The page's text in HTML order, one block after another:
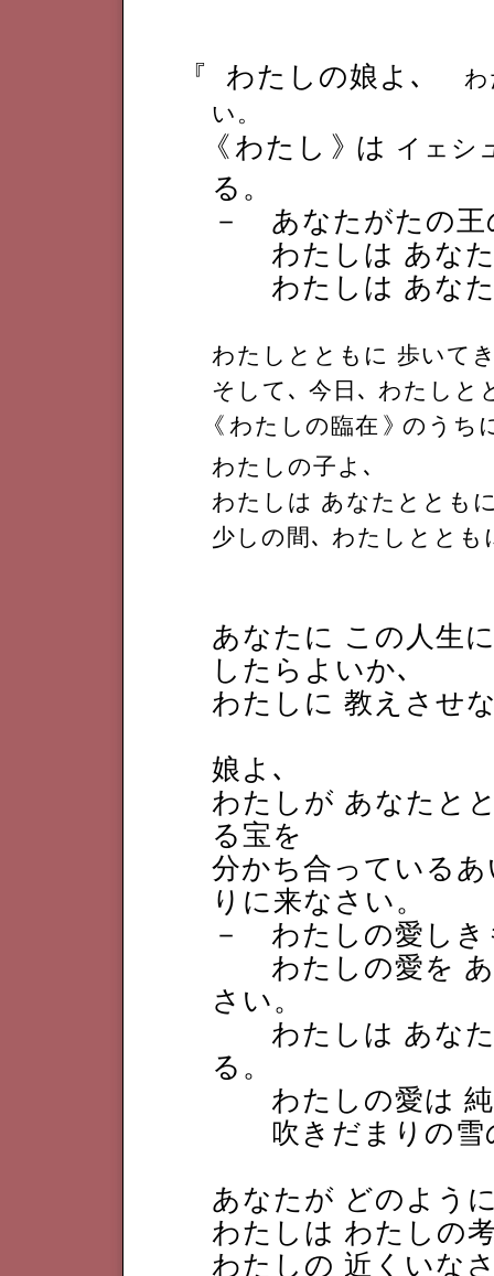
『 わたしの娘よ､
い。
《 わたし 》は イェシ
る。
－ あなたがたの王
わたしは あな
わたしは あなた
わたしとともに 歩いて
そして､ 今日､ わたしと
《 わたしの臨在 》のうち
わたしの子よ､
わたしは あなたととも
少しの間､ わたしとと
あなたに この人生
したらよいか､
わたしに 教えさせ
娘よ､
わたしが あなたと
る宝を
分かち合っている
りに来なさい。
－ わたしの愛しき
わたしの愛を あ
さい。
わたしは あなた
る。
わたしの愛は 純
吹きだまりの雪
あなたが どのよう
わたしは わたしの
わたしの 近くいな